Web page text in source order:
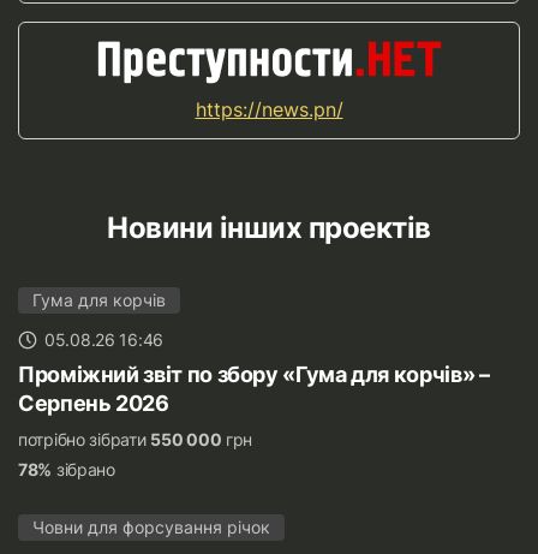
https://news.pn/
Новини інших проектів
Гума для корчів
05.08.26 16:46
Проміжний звіт по збору «Гума для корчів» –
Серпень 2026
потрібно зібрати 550 000 грн
78% зібрано
Човни для форсування річок